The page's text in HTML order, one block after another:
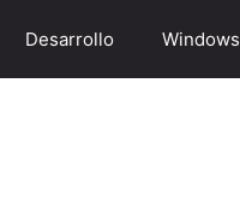
Desarrollo Windows